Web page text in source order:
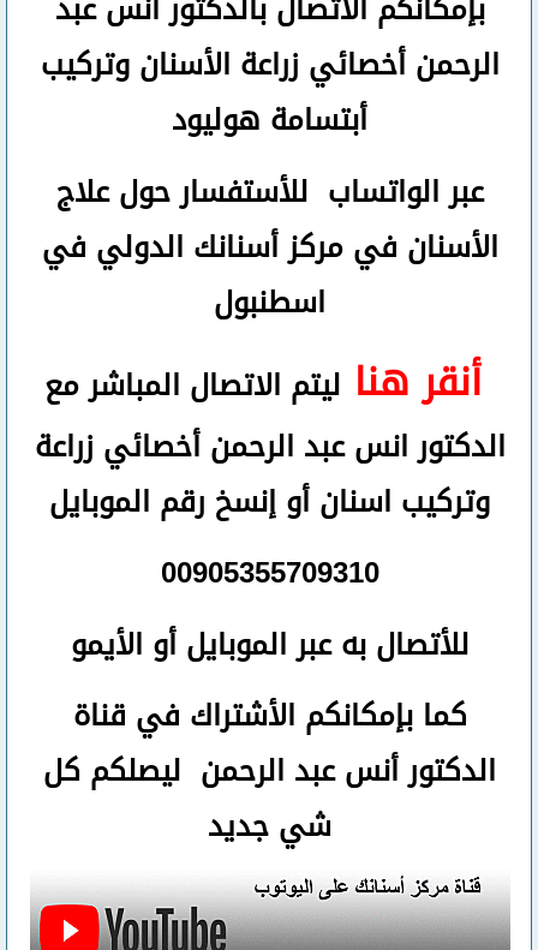
الرحمنأخصائي زراعة الأسنان وتركيب
أبتسامة هوليود
عبر الواتساب للأستفسار حول علاج
الأسنان في مركز أسنانك الدولي في
اسطنبول
أنقر هنا ليتم الاتصال المباشر مع
الدكتور انس عبد الرحمن أخصائي زراعة
وتركيب اسنانأوإنسخ رقم الموبايل
00905355709310
للأتصالبه عبر الموبايل أو الأيمو
كما بإمكانكم الأشتراك في قناة
الدكتور أنس عبد الرحمن ليصلكم كل
شي جديد